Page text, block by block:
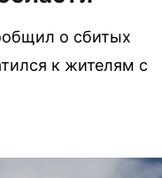
о сбитых
к жителям с